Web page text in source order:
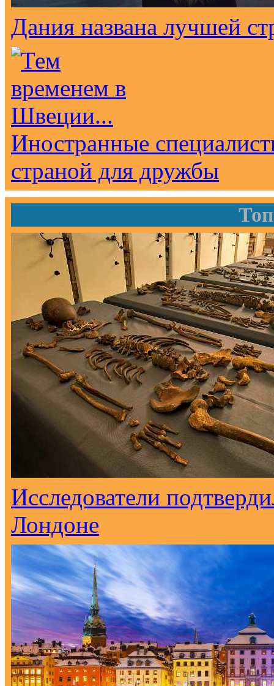
Дания названа лучшей
Иностранные
страной для дружбы
Исследователи
Лондоне